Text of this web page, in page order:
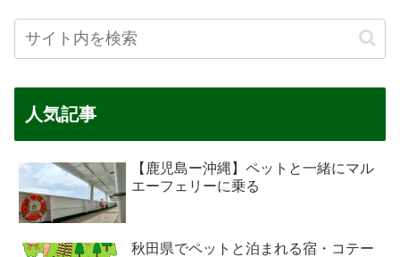
人気記事
【鹿児島ー沖縄】ペットと一緒にマル
エーフェリーに乗る
秋田県でペットと泊まれる宿・コテー